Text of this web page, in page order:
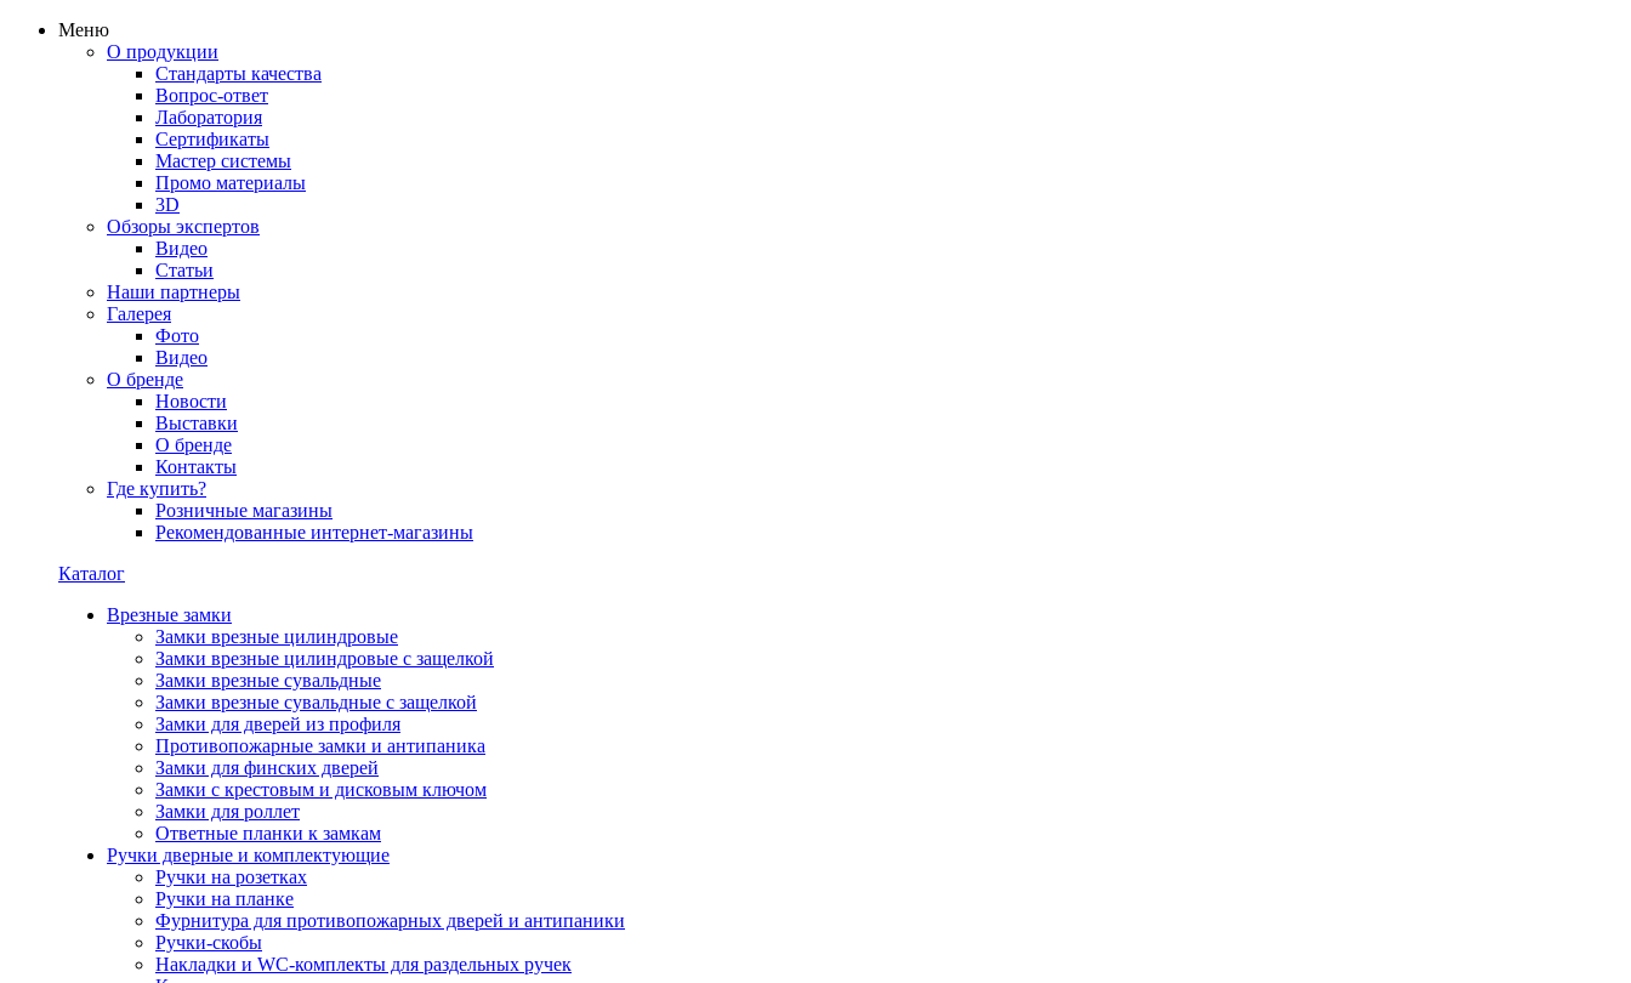
Меню
О продукции
Стандарты качества
Вопрос-ответ
Лаборатория
Сертификаты
Мастер системы
Промо материалы
3D
Обзоры экспертов
Видео
Статьи
Наши партнеры
Галерея
Фото
Видео
О бренде
Новости
Выставки
О бренде
Контакты
Где купить?
Розничные магазины
Рекомендованные интернет-магазины
Каталог
Врезные замки
Замки врезные цилиндровые
Замки врезные цилиндровые с защелкой
Замки врезные сувальдные
Замки врезные сувальдные с защелкой
Замки для дверей из профиля
Противопожарные замки и антипаника
Замки для финских дверей
Замки с крестовым и дисковым ключом
Замки для роллет
Ответные планки к замкам
Ручки дверные и комплектующие
Ручки на розетках
Ручки на планке
Фурнитура для противопожарных дверей и антипаники
Ручки-скобы
Накладки и WC-комплекты для раздельных ручек